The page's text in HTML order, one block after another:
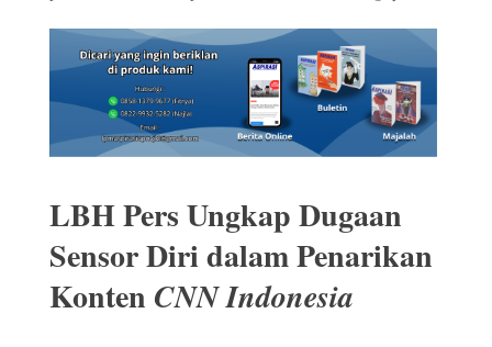
LBH Pers Ungkap Dugaan
Sensor Diri dalam Penarikan
Konten CNN Indonesia